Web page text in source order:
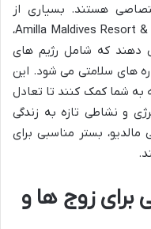
هستند. بسیاری از
اقامتگاه های لوکس، نظیر Amilla Maldives Resort & Residences،
دهند که شامل رژیم های
های سلامتی می شود. این
به شما کمک کنند تا تعادل
و نشاطی تازه به زندگی
مالدیو، بستر مناسبی برای
برای زوج ها و